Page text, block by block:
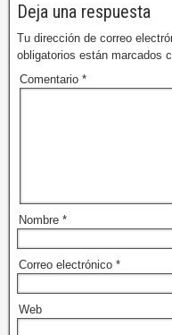
Deja una respuesta
Tu dirección de correo
obligatorios están marcados
Comentario *
Nombre *
Correo electrónico *
Web